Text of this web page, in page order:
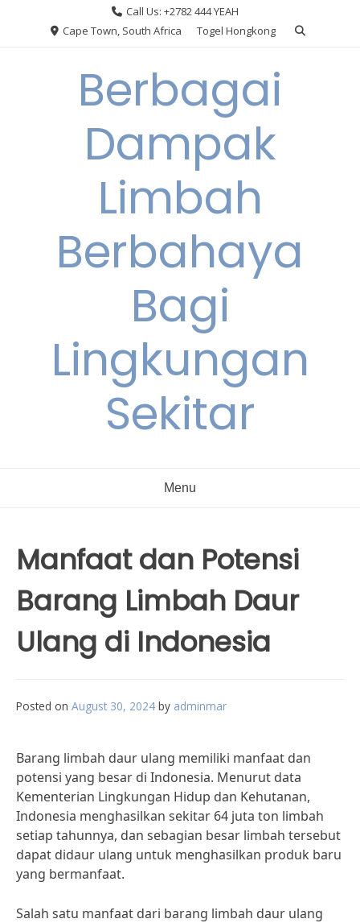
Call Us: +2782 444 YEAH
Cape Town, South Africa
Togel Hongkong
Berbagai
Dampak
Limbah
Berbahaya
Bagi
Lingkungan
Sekitar
Menu
Manfaat dan Potensi
Barang Limbah Daur
Ulang di Indonesia
Posted on August 30, 2024 by adminmar
Barang limbah daur ulang memiliki manfaat dan
potensi yang besar di Indonesia. Menurut data
Kementerian Lingkungan Hidup dan Kehutanan,
Indonesia menghasilkan sekitar 64 juta ton limbah
setiap tahunnya, dan sebagian besar limbah tersebut
dapat didaur ulang untuk menghasilkan produk baru
yang bermanfaat.
Salah satu manfaat dari barang limbah daur ulang